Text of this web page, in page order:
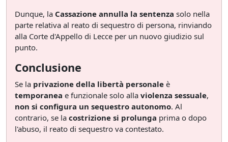
Dunque, la Cassazione annulla la sentenza solo nella
parte relativa al reato di sequestro di persona, rinviando
alla Corte d'Appello di Lecce per un nuovo giudizio sul
punto.
Conclusione
Se la privazione della libertà personale è
temporanea e funzionale solo alla violenza sessuale,
non si configura un sequestro autonomo. Al
contrario, se la costrizione si prolunga prima o dopo
l'abuso, il reato di sequestro va contestato.